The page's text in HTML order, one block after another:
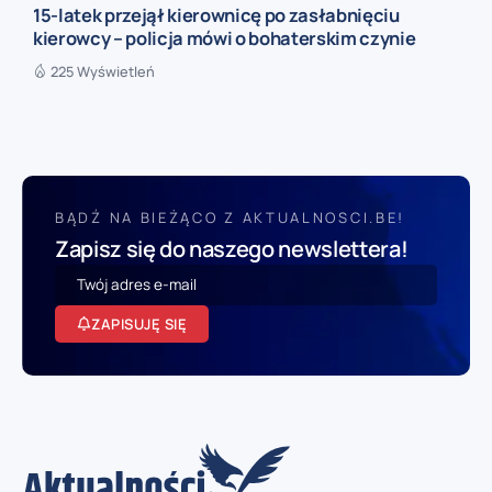
15-latek przejął kierownicę po zasłabnięciu
kierowcy – policja mówi o bohaterskim czynie
225 Wyświetleń
BĄDŹ NA BIEŻĄCO Z AKTUALNOSCI.BE!
Zapisz się do naszego newslettera!
ZAPISUJĘ SIĘ